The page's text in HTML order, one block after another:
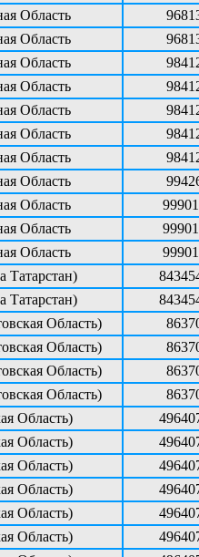
Область
Область
Область
Область
Область
Область
Область
Область
Область
Область
Область
Татарстан)
Татарстан)
Область)
Область)
Область)
Область)
Область)
Область)
Область)
Область)
Область)
Область)